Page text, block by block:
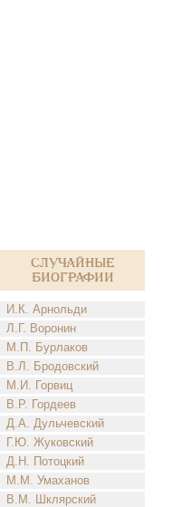
Случайные
биографии
И.К. Арнольди
Л.Г. Воронин
М.П. Бурлаков
В.Л. Бродовский
М.И. Горвиц
В.Р. Гордеев
Д.А. Дульчевский
Г.Ю. Жуковский
Д.Н. Потоцкий
М.М. Умаханов
В.М. Шклярский